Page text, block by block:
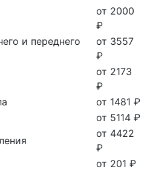
от 2000
₽
и переднего
от 3557
₽
от 2173
₽
от 1481 ₽
от 5114 ₽
от 4422
₽
от 201 ₽